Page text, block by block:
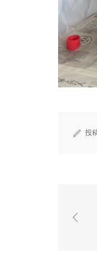
投